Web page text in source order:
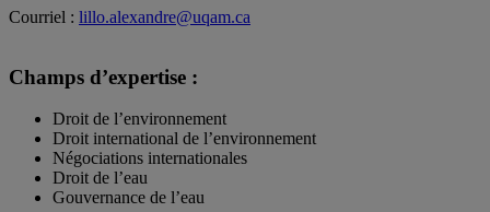
Courriel : lillo.alexandre@uqam.ca
Champs d’expertise :
Droit de l’environnement
Droit international de l’environnement
Négociations internationales
Droit de l’eau
Gouvernance de l’eau